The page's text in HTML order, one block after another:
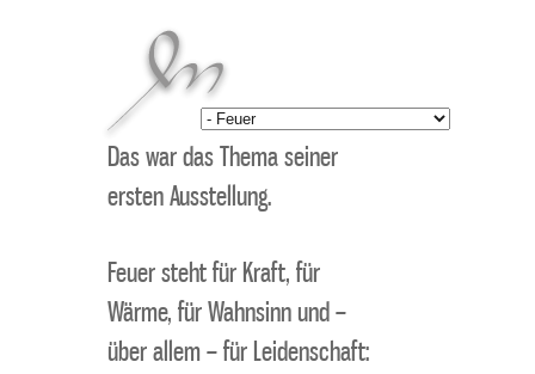
Das war das Thema seiner
ersten Ausstellung.
Feuer steht für Kraft, für
Wärme, für Wahnsinn und –
über allem – für Leidenschaft: